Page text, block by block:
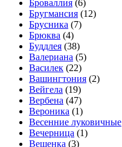
Броваллия (6)
Бругмансия (12)
Брусника (7)
Брюква (4)
Буддлея (38)
Валериана (5)
Василек (22)
Вашингтония (2)
Вейгела (19)
Вербена (47)
Вероника (1)
Весенние луковичные
Вечерница (1)
Вешенка (3)